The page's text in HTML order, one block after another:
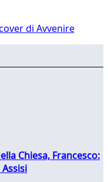
di Avvenire
Chiesa, Francesco: